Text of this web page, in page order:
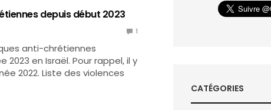
depuis début 2023
1
anti-chrétiennes
en Israël. Pour rappel, il y
2022. Liste des violences
CATÉGORIES